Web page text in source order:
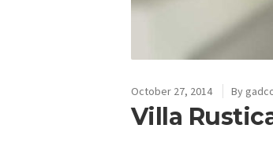
October 27, 2014 By
Villa